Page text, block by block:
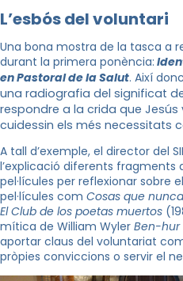
L’esbós del voluntari
Una bona mostra de la tasca a
durant la primera ponència:
en Pastoral de la Salut. Així
una radiografia del significat
respondre a la crida que Jesús
cuidessin els més necessitats
A tall d’exemple, el director del
l’explicació diferents fragments
pel·lícules per reflexionar sobre
pel·lícules com Cosas que
El Club de los poetas muertos
mítica de William Wyler Ben-hur
aportar claus del voluntariat
pròpies conviccions o servir el